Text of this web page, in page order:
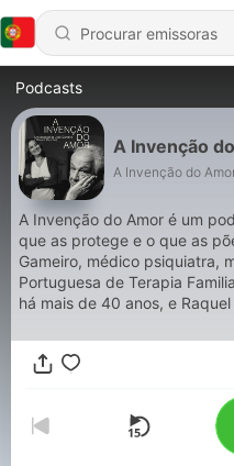
Podcasts
A Invenção
A Invenção do
A Invenção do Amor é um
que as protege e o que as
Gameiro, médico psiquiatra,
Portuguesa de Terapia
há mais de 40 anos, e
25 anos, podcaster e
pretende ajudar pessoas a
amorosas que têm e querem manter. O podcast A
língua portuguesa, da autoria